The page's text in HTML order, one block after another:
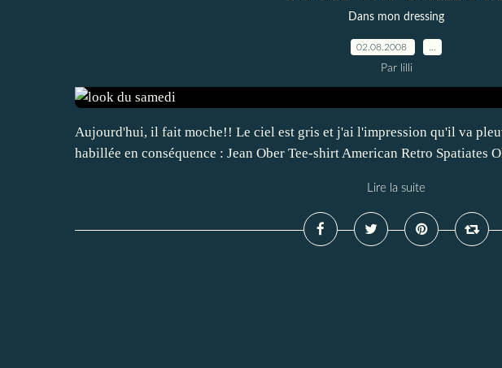
Dans mon dressing
02.08.2008
Par lilli
Aujourd'hui, il fait moche!! Le ciel est gris et j'ai l'impression qu'il va
habillée en conséquence : Jean Ober Tee-shirt American Retro Spatiates
Lire la suite